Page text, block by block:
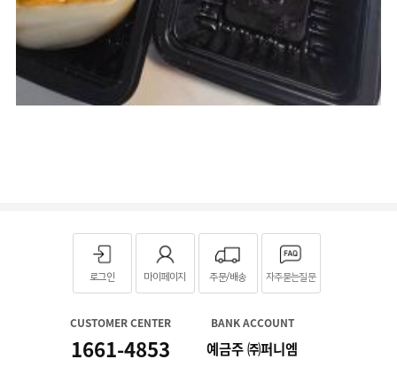
로그인 마이페이지 주문/배송 자주묻는질문
CUSTOMER CENTER
1661-4853
BANK ACCOUNT
예금주 ㈜퍼니엠